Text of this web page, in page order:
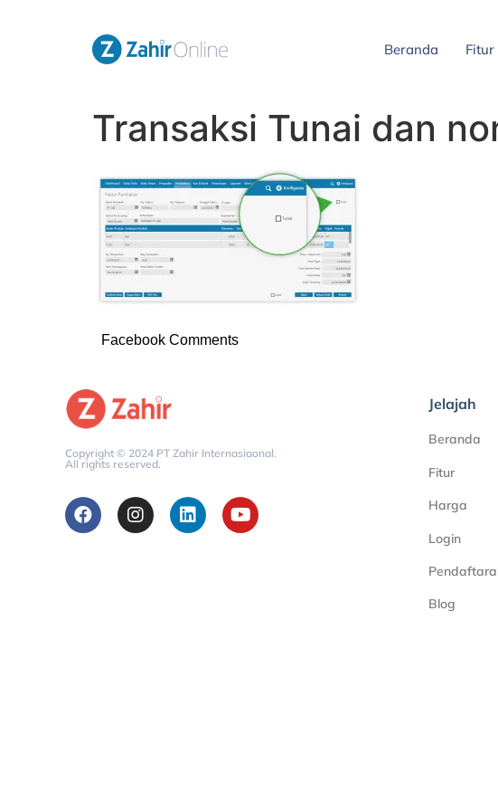
Beranda Fitur
Transaksi Tunai dan
Facebook Comments
Copyright © 2024 PT Zahir Internasiaonal.
All rights reserved.
Jelajah
Beranda
Fitur
Harga
Login
Blog